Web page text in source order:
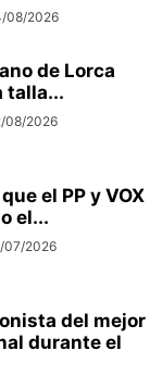
08/2026
de Lorca
talla...
08/2026
el PP y VOX
el...
07/2026
del mejor
durante el